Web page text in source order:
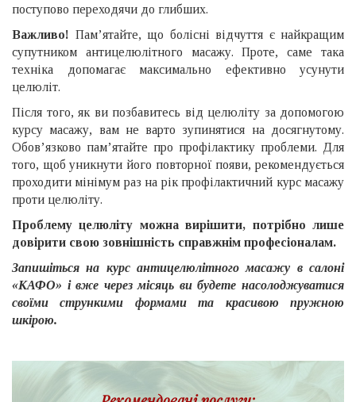
поступово переходячи до глибших.
Важливо! Пам’ятайте, що болісні відчуття є найкращим
супутником антицелюлітного масажу. Проте, саме така
техніка допомагає максимально ефективно усунути
целюліт.
Після того, як ви позбавитесь від целюліту за допомогою
курсу масажу, вам не варто зупинятися на досягнутому.
Обов’язково пам’ятайте про профілактику проблеми. Для
того, щоб уникнути його повторної появи, рекомендується
проходити мінімум раз на рік профілактичний курс масажу
проти целюліту.
Проблему целюліту можна вирішити, потрібно лише
довірити свою зовнішність справжнім професіоналам.
Запишіться на курс антицелюлітного масажу в салоні
«КАФО» і вже через місяць ви будете насолоджуватися
своїми стрункими формами та красивою пружною
шкірою.